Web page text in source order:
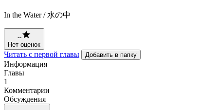
In the Water / 水の中
--
Нет оценок
Читать с первой главы Добавить в папку
Информация
Главы
1
Комментарии
Обсуждения